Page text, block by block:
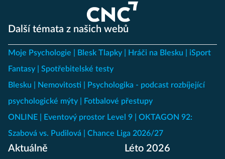
Další témata z našich webů
Moje Psychologie Blesk Tlapky Hráči na Blesku
iSport
Fantasy
Spotřebitelské testy
Blesku
Nemovitosti
Psychologika - podcast rozbíjející
psychologické mýty
Fotbalové přestupy
ONLINE
Eventový prostor Level 9
OKTAGON 92:
Szabová vs. Pudilová
Chance Liga 2026/27
Aktuálně Léto 2026